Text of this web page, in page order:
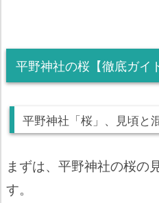
平野神社の桜【徹底ガイ
平野神社「桜」、見頃と
まずは、平野神社の桜の
す。